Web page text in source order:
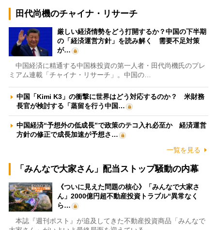
田代尚機のチャイナ・リサーチ
厳しい経済情勢をどう打開するか？中国の下半期
の「経済運営方針」を読み解く 需要不足対策
が…
中国経済に精通する中国株投資の第一人者・田代尚機氏のプレ
ミアム連載「チャイナ・リサーチ」。中国の…
中国「Kimi K3」の衝撃に世界はどう対応するのか？ 米財務
長官が検討する「蒸留を行う中国…
中国経済“予想外の低成長”で政策のテコ入れ必至か 経済運営
方針の修正で成長加速が予想さ…
一覧を見る
「みんなで大家さん」配当ストップ騒動の内幕
《ついに見えた問題の核心》「みんなで大家さ
ん」2000億円超不動産投資トラブル“異常なく
ら…
本誌『週刊ポスト』が追及してきた不動産投資商品「みんなで